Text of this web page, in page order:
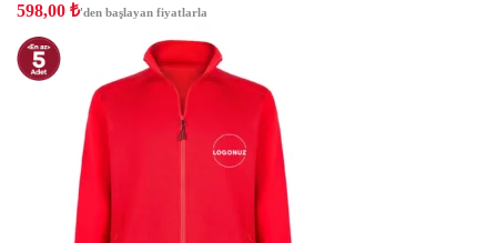
598,00 ₺'den başlayan fiyatlarla